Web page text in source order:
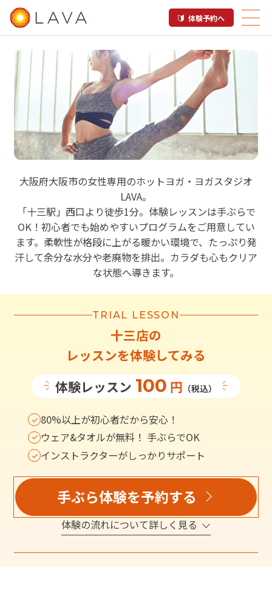
体験予約へ
LAVA 十三店
大阪府大阪市の女性専用のホットヨガ・ヨガスタジオ
LAVA。
「十三駅」西口より徒歩1分。体験レッスンは手ぶらで
OK！初心者でも始めやすいプログラムをご用意してい
ます。柔軟性が格段に上がる暖かい環境で、たっぷり発
汗して余分な水分や老廃物を排出。カラダも心もクリア
な状態へ導きます。
TRIAL LESSON
十三店の
レッスンを体験してみる
体験レッスン 100 円 （税込）
80%以上が初心者だから安心！
ウェア&タオルが無料！ 手ぶらでOK
インストラクターがしっかりサポート
手ぶら体験を予約する
体験の流れについて詳しく見る